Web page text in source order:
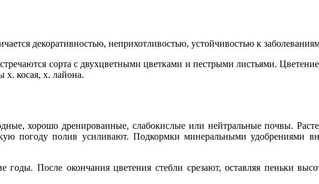
декоративностью, неприхотливостью, устойчивостью к
сорта с двухцветными цветками и пестрыми листьями.
х. косая, х. лайона.
хорошо дренированные, слабокислые или нейтральные почвы.
погоду полив усиливают. Подкормки минеральными удобрениями
годы. После окончания цветения стебли срезают, оставляя пеньки